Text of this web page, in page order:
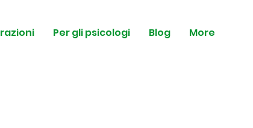
Per gli psicologi Blog More